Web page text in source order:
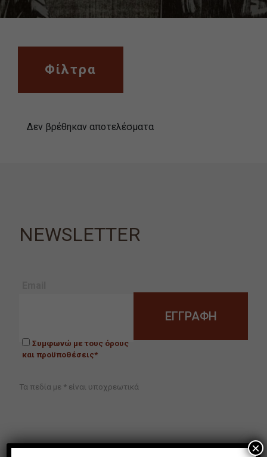
Φίλτρα
Παράλειψη φίλτρων αναζήτησης
Δεν βρέθηκαν αποτελέσματα
NEWSLETTER
Συμφωνώ με τους όρους
και προϋποθέσεις*
Τα πεδία με * είναι υποχρεωτικά
×